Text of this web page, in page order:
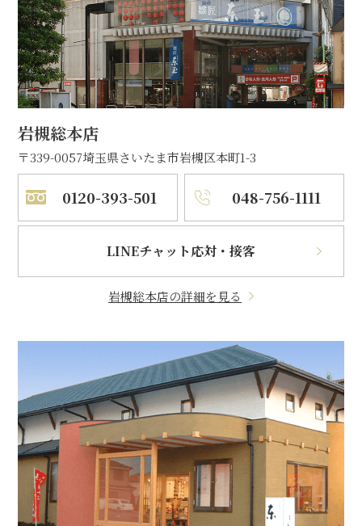
岩槻総本店
〒339-0057埼玉県さいたま市岩槻区本町1-3
0120-393-501 048-756-1111
LINEチャット応対・接客
岩槻総本店の詳細を見る